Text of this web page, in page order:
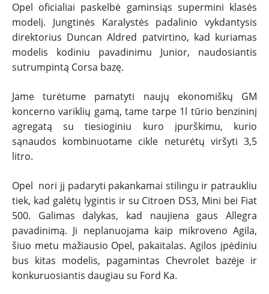
NAUJIENOS
TESTAI
NAUJI
NAUDOTI
REPORTAŽAI
SPORTAS
PATARIMAI
ĮVAIRENYBĖS
Opel oficialiai paskelbė gaminsiąs supermini klasės
modelį. Jungtinės Karalystės padalinio vykdantysis
direktorius Duncan Aldred patvirtino, kad kuriamas
modelis kodiniu pavadinimu Junior, naudosiantis
sutrumpintą Corsa bazę.
Jame turėtume pamatyti naujų ekonomiškų GM
koncerno variklių gamą, tame tarpe 1l tūrio benzininį
agregatą su tiesioginiu kuro įpurškimu, kurio
sąnaudos kombinuotame cikle neturėtų viršyti 3,5
litro.
Opel nori jį padaryti pakankamai stilingu ir patraukliu
tiek, kad galėtų lygintis ir su Citroen DS3, Mini bei Fiat
500. Galimas dalykas, kad naujiena gaus Allegra
pavadinimą. Ji neplanuojama kaip mikroveno Agila,
šiuo metu mažiausio Opel, pakaitalas. Agilos įpėdiniu
bus kitas modelis, pagamintas Chevrolet bazėje ir
konkuruosiantis daugiau su Ford Ka.